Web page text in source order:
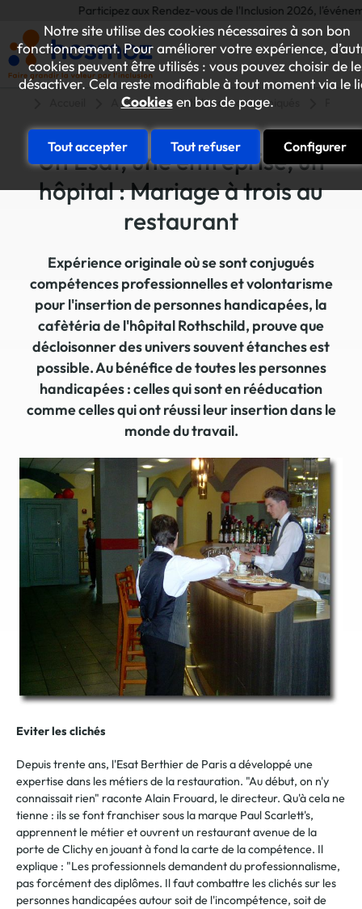
Notre site utilise des cookies nécessaires à son bon
fonctionnement. Pour améliorer votre expérience,
cookies peuvent être utilisés : vous pouvez choisir de
désactiver. Cela reste modifiable à tout moment via le
Cookiesen bas de page.
Tout accepter Tout refuser Configurer
Participez aux Rendez-vous de l'Inclusion 2026,
A la une Articles et communiqués
Un Esat, une entreprise, un
hôpital : Mariage à trois au
restaurant
Expérience originale où se sont conjugués
compétences professionnelles et volontarisme
pour l'insertion de personnes handicapées, la
cafètéria de l'hôpital Rothschild, prouve que
décloisonner des univers souvent étanches est
possible. Au bénéfice de toutes les personnes
handicapées : celles qui sont en rééducation
comme celles qui ont réussi leur insertion dans le
monde du travail.
Eviter les clichés
Depuis trente ans, l'Esat Berthier de Paris a développé une
expertise dans les métiers de la restauration. "Au début, on n'y
connaissait rien" raconte Alain Frouard, le directeur. Qu'à cela ne
tienne : ils se font franchiser sous la marque Paul Scarlett's,
apprennent le métier et ouvrent un restaurant avenue de la
porte de Clichy en jouant à fond la carte de la compétence. Il
explique : "Les professionnels demandent du professionnalisme,
pas forcément des diplômes. Il faut combattre les clichés sur les
personnes handicapées autour soit de l'incompétence, soit de